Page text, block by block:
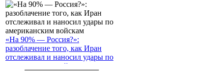
«На 90% — Россия?»:
разоблачение того, как Иран
отслеживал и наносил удары по
американским войскам